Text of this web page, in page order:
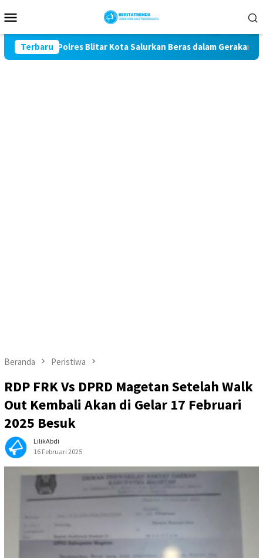
ke
Mobile
Terbaru
81, Polres Blitar Kota Salurkan Beras dalam Gerakan Pangan
Beranda Peristiwa
RDP FRK Vs DPRD Magetan Setelah Walk
Out Kembali Akan di Gelar 17 Februari
2025 Besuk
LilikAbdi
16 Februari 2025